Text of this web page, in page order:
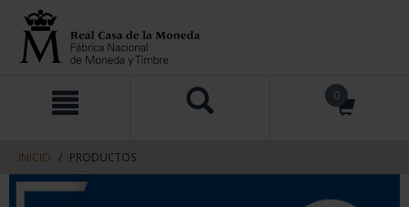
contenido
navegacin
0
INICIO PRODUCTOS